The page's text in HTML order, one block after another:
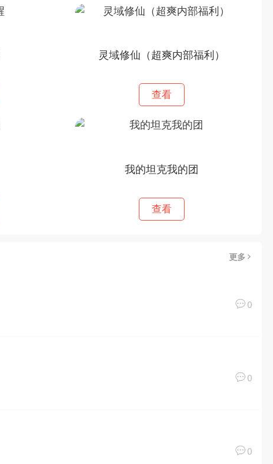
灵域修仙（超爽内部福利）
查看
我的坦克我的团
查看
更多
0
0
0